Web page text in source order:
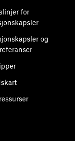
for
og